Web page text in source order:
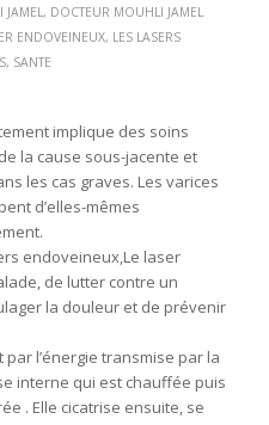
JAMEL, DOCTEUR MOUHLI JAMEL
ENDOVEINEUX, LES LASERS
, SANTE
implique des soins
la cause sous-jacente et
les cas graves. Les varices
d’elles-mêmes
endoveineux,Le laser
de lutter contre un
la douleur et de prévenir
l’énergie transmise par la
interne qui est chauffée puis
. Elle cicatrise ensuite, se